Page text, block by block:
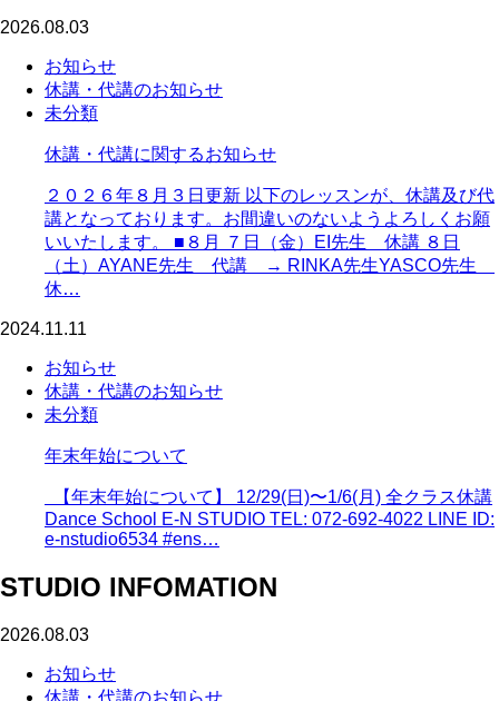
2026.08.03
お知らせ
休講・代講のお知らせ
未分類
休講・代講に関するお知らせ
２０２６年８月３日更新 以下のレッスンが、休講及び代
講となっております。お間違いのないようよろしくお願
いいたします。 ■８月 ７日（金）EI先生 休講 ８日
（土）AYANE先生 代講 → RINKA先生YASCO先生
休…
2024.11.11
お知らせ
休講・代講のお知らせ
未分類
年末年始について
【年末年始について】 12/29(日)〜1/6(月) 全クラス休講
Dance School E-N STUDIO TEL: 072-692-4022 LINE ID:
e-nstudio6534 #ens…
STUDIO INFOMATION
2026.08.03
お知らせ